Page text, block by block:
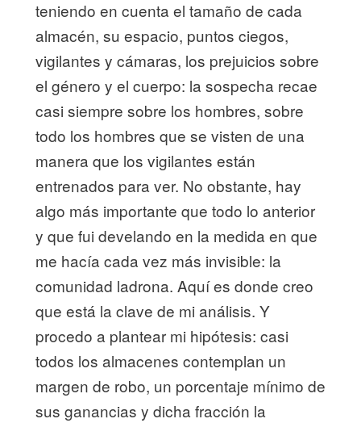
teniendo en cuenta el tamaño de cada
almacén, su espacio, puntos ciegos,
vigilantes y cámaras, los prejuicios sobre
el género y el cuerpo: la sospecha recae
casi siempre sobre los hombres, sobre
todo los hombres que se visten de una
manera que los vigilantes están
entrenados para ver. No obstante, hay
algo más importante que todo lo anterior
y que fui develando en la medida en que
me hacía cada vez más invisible: la
comunidad ladrona. Aquí es donde creo
que está la clave de mi análisis. Y
procedo a plantear mi hipótesis: casi
todos los almacenes contemplan un
margen de robo, un porcentaje mínimo de
sus ganancias y dicha fracción la